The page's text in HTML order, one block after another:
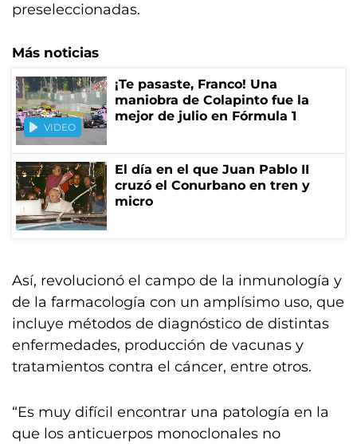
preseleccionadas.
Más noticias
VIDEO
¡Te pasaste, Franco! Una
maniobra de Colapinto fue la
mejor de julio en Fórmula 1
El día en el que Juan Pablo II
cruzó el Conurbano en tren y
micro
Así, revolucionó el campo de la inmunología y
de la farmacología con un amplísimo uso, que
incluye métodos de diagnóstico de distintas
enfermedades, producción de vacunas y
tratamientos contra el cáncer, entre otros.
“Es muy difícil encontrar una patología en la
que los anticuerpos monoclonales no